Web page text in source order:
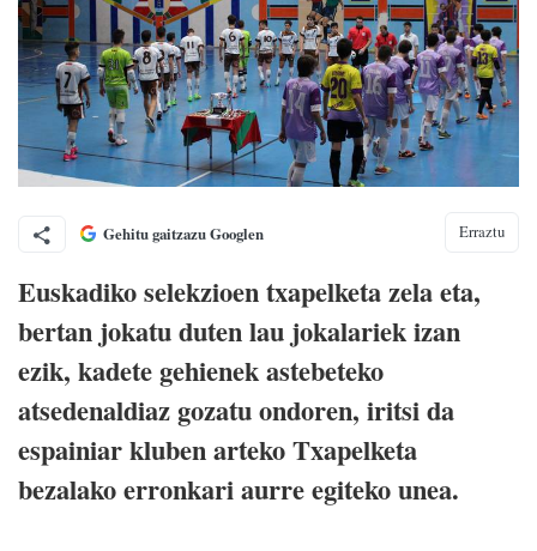
Gehitu gaitzazu Googlen Erraztu
Euskadiko selekzioen txapelketa zela eta,
bertan jokatu duten lau jokalariek izan
ezik, kadete gehienek astebeteko
atsedenaldiaz gozatu ondoren, iritsi da
espainiar kluben arteko Txapelketa
bezalako erronkari aurre egiteko unea.